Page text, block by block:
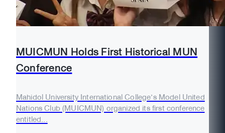
MUICMUN Holds First Historical MUN
Conference
Mahidol University International College’s Model United
Nations Club (MUICMUN) organized its first conference
entitled...